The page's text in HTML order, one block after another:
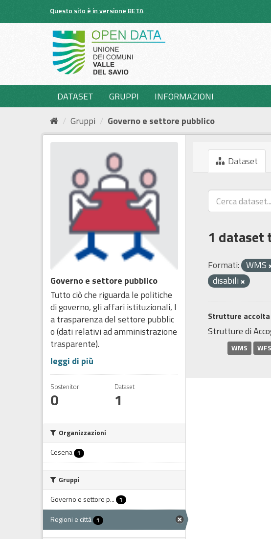
Questo sito è in versione BETA
DATASET GRUPPI
INFORMAZIONI
Gruppi
Governo e settore pubblico
Governo e settore pubblico
Tutto ciò che riguarda le politiche
di governo, gli affari istituzionali, l
a trasparenza del settore pubblic
o (dati relativi ad amministrazione
trasparente).
leggi di più
Sostenitori
0
Dataset
1
Organizzazioni
Cesena 1
Gruppi
Governo e settore p... 1
Regioni e città 1
Dataset
1 dataset
Formati: WMS
disabili
Strutture
Strutture di
WMS WFS